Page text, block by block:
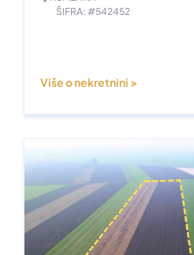
ŠIFRA: #542452
Više o nekretnini >